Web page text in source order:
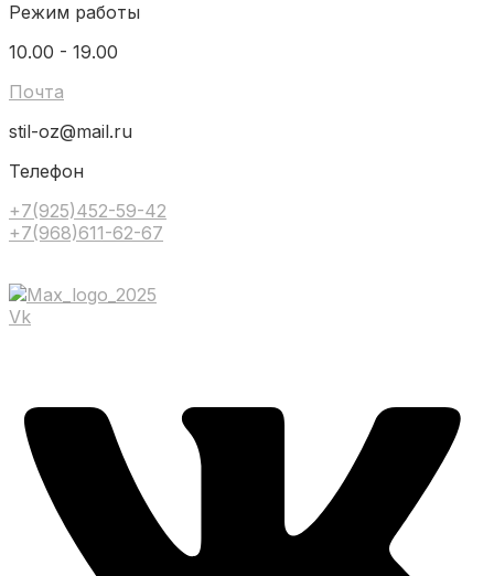
Режим работы
10.00 - 19.00
Почта
stil-oz@mail.ru
Телефон
+7(925)452-59-42
+7(968)611-62-67
Vk